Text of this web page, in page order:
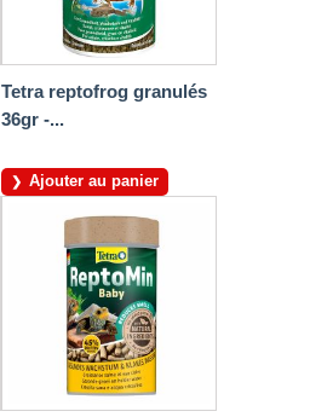
Tetra reptofrog granulés
36gr -...
Ajouter au panier